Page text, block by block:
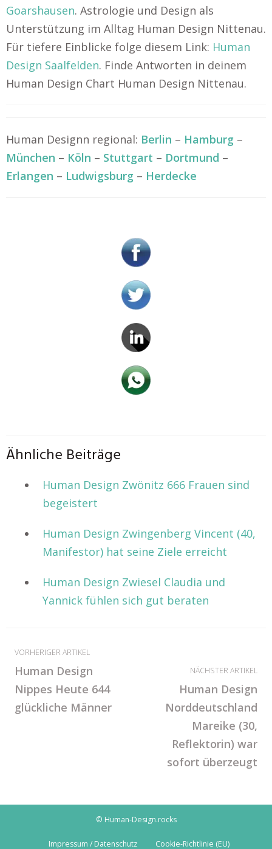
Goarshausen. Astrologie und Design als
Unterstützung im Alltag Human Design Nittenau.
Für tiefere Einblicke folge diesem Link: Human
Design Saalfelden. Finde Antworten in deinem
Human Design Chart Human Design Nittenau.
Human Designn regional: Berlin – Hamburg –
München – Köln – Stuttgart – Dortmund –
Erlangen – Ludwigsburg – Herdecke
Ähnliche Beiträge
Human Design Zwönitz 666 Frauen sind
begeistert
Human Design Zwingenberg Vincent (40,
Manifestor) hat seine Ziele erreicht
Human Design Zwiesel Claudia und
Yannick fühlen sich gut beraten
VORHERIGER ARTIKEL
Human Design
Nippes Heute 644
glückliche Männer
NÄCHSTER ARTIKEL
Human Design
Norddeutschland
Mareike (30,
Reflektorin) war
sofort überzeugt
© Human-Design.rocks
Impressum / Datenschutz Cookie-Richtlinie (EU)